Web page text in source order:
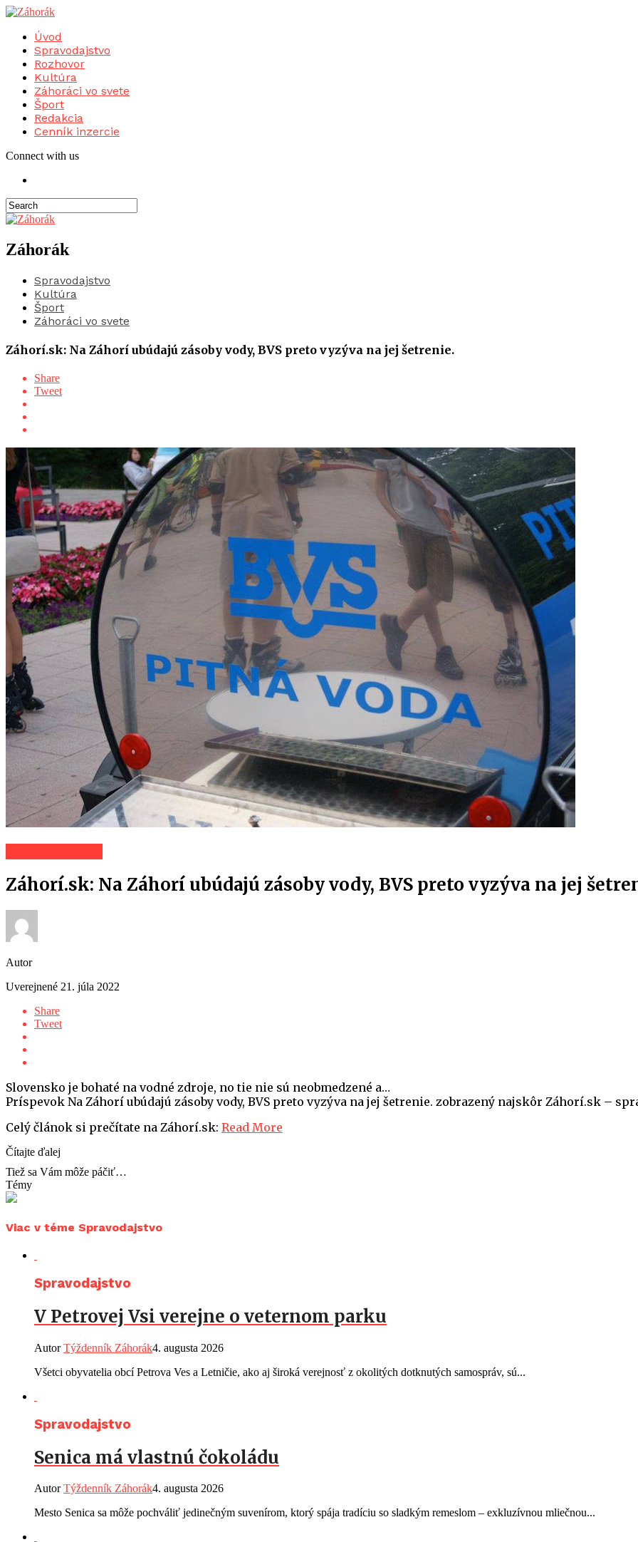
Úvod
Spravodajstvo
Rozhovor
Kultúra
Záhoráci vo svete
Šport
Redakcia
Cenník inzercie
Connect with us
Záhorák
Spravodajstvo
Kultúra
Šport
Záhoráci vo svete
Záhorí.sk: Na Záhorí ubúdajú zásoby vody, BVS preto vyzýva na jej šetrenie.
Share
Tweet
Záhorí.sk: Na Záhorí ubúdajú zásoby vody, BVS preto vyzýva na jej
Autor
Uverejnené 21. júla 2022
Share
Tweet
Slovensko je bohaté na vodné zdroje, no tie nie sú neobmedzené a…
Príspevok Na Záhorí ubúdajú zásoby vody, BVS preto vyzýva na jej šetrenie. zobrazený najskôr Záhorí.sk –
Celý článok si prečítate na Záhorí.sk: Read More
Čítajte ďalej
Tiež sa Vám môže páčiť…
Témy
Viac v téme Spravodajstvo
Spravodajstvo
V Petrovej Vsi verejne o veternom parku
AutorTýždenník Záhorák4. augusta 2026
Všetci obyvatelia obcí Petrova Ves a Letničie, ako aj široká verejnosť z okolitých dotknutých samospráv, sú...
Spravodajstvo
Senica má vlastnú čokoládu
AutorTýždenník Záhorák4. augusta 2026
Mesto Senica sa môže pochváliť jedinečným suvenírom, ktorý spája tradíciu so sladkým remeslom – exkluzívnou mliečnou...